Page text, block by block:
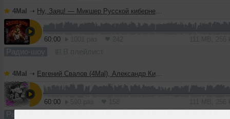
4Mal ➝ Ну, Заяц! — Микшер Русской кибернетики 460 с Евгением Сваловым (4Mal) и Александром Киреевым (22.07.2026)
60:00
Радио-шоу
4Mal ➝ Евгений Свалов (4Mal), Александр Киреев — Русская кибернетика 725 (22.07.2026)
60:00
Радио-шоу